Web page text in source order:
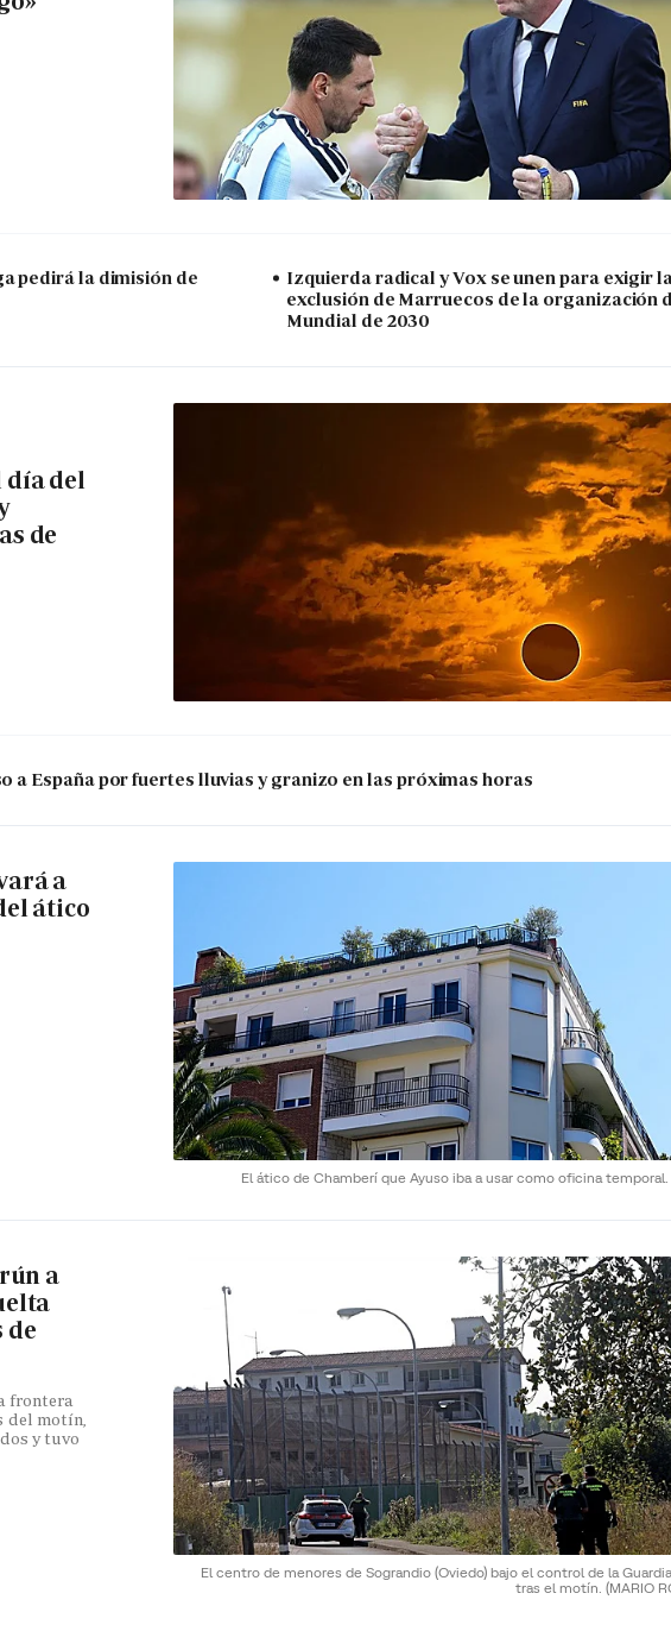
pedirá la dimisión de
Izquierda radical y Vox se unen para exigir
exclusión de Marruecos de la organización
Mundial de 2030
día del
de
a España por fuertes lluvias y granizo en las próximas horas
El ático de Chamberí que Ayuso iba a usar como oficina temporal.
a
ático
El centro de menores de Sograndio (Oviedo) bajo el control de la
tras el motín. (MARIO
a
de
frontera
del motín,
y tuvo